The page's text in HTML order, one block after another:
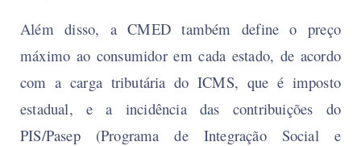
Além disso, a CMED também define o preço
máximo ao consumidor em cada estado, de acordo
com a carga tributária do ICMS, que é imposto
estadual, e a incidência das contribuições do
PIS/Pasep (Programa de Integração Social e